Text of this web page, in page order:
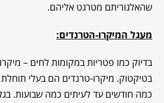
שהאלגוריתם מטרגט אליהם.
מעגל המיקרו-הטרנדים:
בדיוק כמו פטריות במקומות לחים –
בטיקטוק. מיקרו-טרנדים הם בעלי
כמה חודשים עד לעיתים כמה שבועות.